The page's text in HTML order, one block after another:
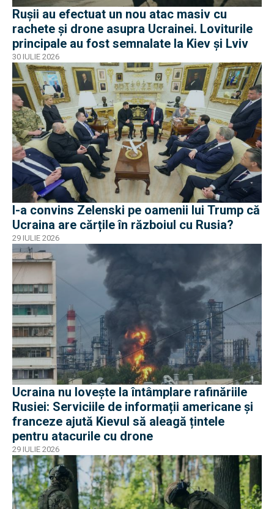
Rușii au efectuat un nou atac masiv cu
rachete și drone asupra Ucrainei. Loviturile
principale au fost semnalate la Kiev și Lviv
30 IULIE 2026
I-a convins Zelenski pe oamenii lui Trump că
Ucraina are cărțile în războiul cu Rusia?
29 IULIE 2026
Ucraina nu lovește la întâmplare rafinăriile
Rusiei: Serviciile de informații americane și
franceze ajută Kievul să aleagă țintele
pentru atacurile cu drone
29 IULIE 2026